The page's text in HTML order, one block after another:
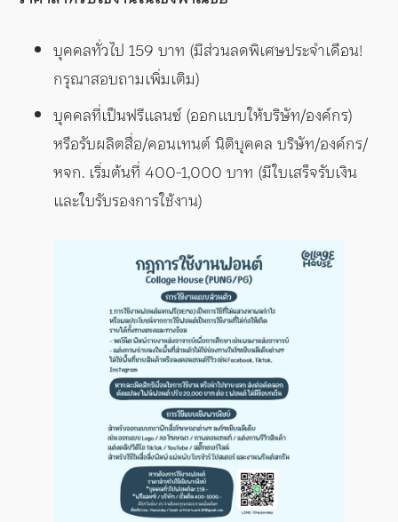
บุคคลทั่วไป 159 บาท (มีส่วนลดพิเศษประจำเดือน!
กรุณาสอบถามเพิ่มเติม)
บุคคลที่เป็นฟรีแลนซ์ (ออกแบบให้บริษัท/องค์กร)
หรือรับผลิตสื่อ/คอนเทนต์ นิติบุคคล บริษัท/องค์กร/
หจก. เริ่มต้นที่ 400-1,000 บาท (มีใบเสร็จรับเงิน
และใบรับรองการใช้งาน)